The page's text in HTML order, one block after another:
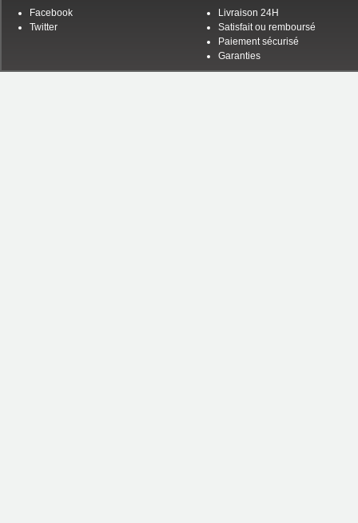
Facebook
Twitter
Livraison 24H
Satisfait ou remboursé
Paiement sécurisé
Garanties